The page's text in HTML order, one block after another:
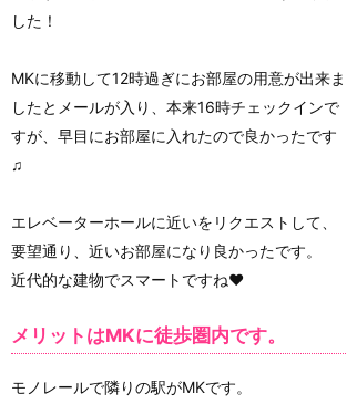
した！
MKに移動して12時過ぎにお部屋の用意が出来ま
したとメールが入り、本来16時チェックインで
すが、早目にお部屋に入れたので良かったです
♫
エレベーターホールに近いをリクエストして、
要望通り、近いお部屋になり良かったです。
近代的な建物でスマートですね♥️
メリットはMKに徒歩圏内です。
モノレールで隣りの駅がMKです。